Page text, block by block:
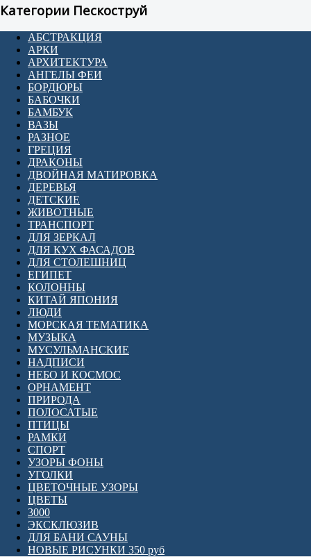
Категории Пескоструй
АБСТРАКЦИЯ
АРКИ
АРХИТЕКТУРА
АНГЕЛЫ ФЕИ
БОРДЮРЫ
БАБОЧКИ
БАМБУК
ВАЗЫ
РАЗНОЕ
ГРЕЦИЯ
ДРАКОНЫ
ДВОЙНАЯ МАТИРОВКА
ДЕРЕВЬЯ
ДЕТСКИЕ
ЖИВОТНЫЕ
ТРАНСПОРТ
ДЛЯ ЗЕРКАЛ
ДЛЯ КУХ ФАСАДОВ
ДЛЯ СТОЛЕШНИЦ
ЕГИПЕТ
КОЛОННЫ
КИТАЙ ЯПОНИЯ
ЛЮДИ
МОРСКАЯ ТЕМАТИКА
МУЗЫКА
МУСУЛЬМАНСКИЕ
НАДПИСИ
НЕБО И КОСМОС
ОРНАМЕНТ
ПРИРОДА
ПОЛОСАТЫЕ
ПТИЦЫ
РАМКИ
СПОРТ
УЗОРЫ ФОНЫ
УГОЛКИ
ЦВЕТОЧНЫЕ УЗОРЫ
ЦВЕТЫ
3000
ЭКСКЛЮЗИВ
ДЛЯ БАНИ САУНЫ
НОВЫЕ РИСУНКИ 350 руб